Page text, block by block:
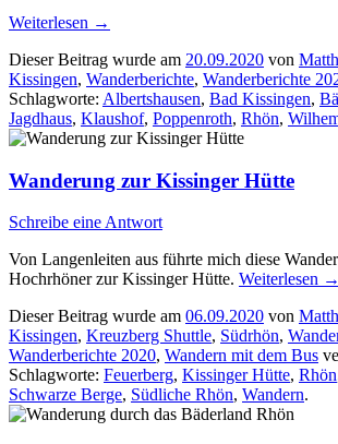
Weiterlesen →
Dieser Beitrag wurde am 20.09.2020 von
Kissingen, Wanderberichte, Wanderberichte
Schlagworte: Albertshausen, Bad Kissingen,
Jagdhaus, Klaushof, Poppenroth, Rhön,
Wanderung zur Kissinger Hütte
Schreibe eine Antwort
Von Langenleiten aus führte mich diese
Hochrhöner zur Kissinger Hütte. Weiterlesen →
Dieser Beitrag wurde am 06.09.2020 von
Kissingen, Kreuzberg Shuttle, Südrhön,
Wanderberichte 2020, Wandern mit dem Bus
Schlagworte: Feuerberg, Kissinger Hütte, Rhön
Schwarze Berge, Südliche Rhön, Wandern.